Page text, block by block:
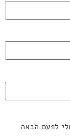
לפעם הבאה